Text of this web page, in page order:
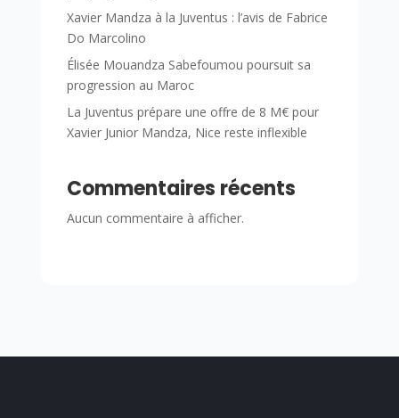
Xavier Mandza à la Juventus : l’avis de Fabrice
Do Marcolino
Élisée Mouandza Sabefoumou poursuit sa
progression au Maroc
La Juventus prépare une offre de 8 M€ pour
Xavier Junior Mandza, Nice reste inflexible
Commentaires récents
Aucun commentaire à afficher.